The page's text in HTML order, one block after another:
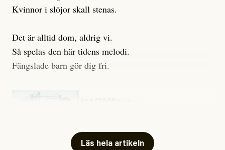
Kvinnor i slöjor skall stenas.
Det är alltid dom, aldrig vi.
Så spelas den här tidens melodi.
Fängslade barn gör dig fri.
Läs hela artikeln